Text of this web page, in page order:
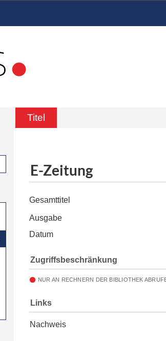
Titel
E-Zeitung
Gesamttitel
Ausgabe
Datum
Zugriffsbeschränkung
NUR AN RECHNERN DER BIBLIOTHEK
Links
Nachweis